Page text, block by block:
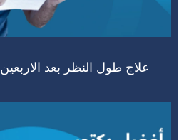
علاج طول النظر بعد الاربعين